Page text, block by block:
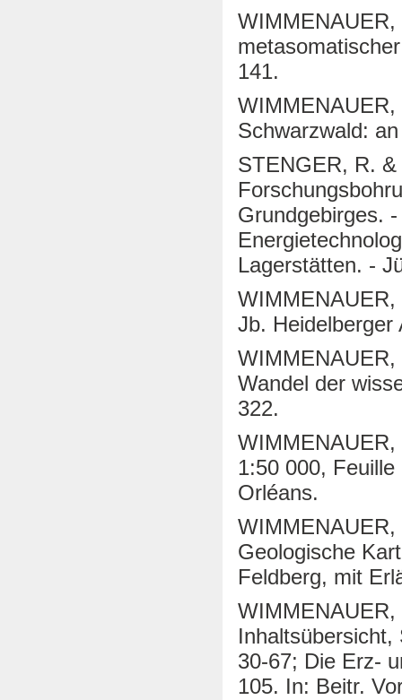
141.
Schwarzwald:
STENGER, R.
Grundgebirges.
Lagerstätten. -
Jb. Heidelberger
Wandel der
322.
1:50 000,
Orléans.
Geologische
Feldberg, mit
30-67; Die Erz-
105. In: Beitr.